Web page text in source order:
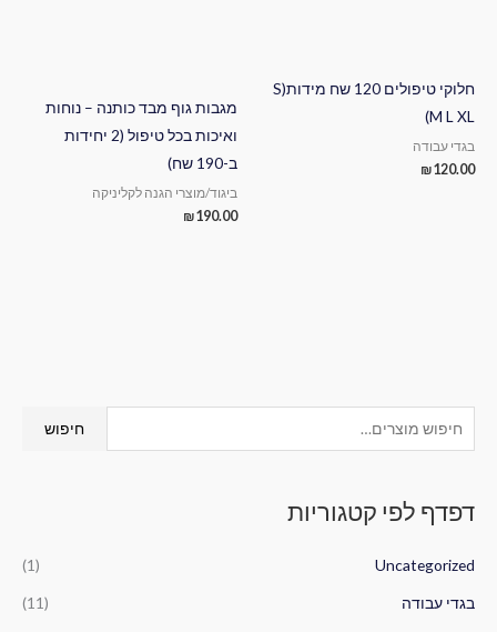
י
ו
ע
ב
חיפוש
דפדף לפי קטגוריות
Uncategorized
(1)
בגדי עבודה (11)
נס
חלוקי טיפולים 120 שח מידות(S
M L XL)
בגדי עבודה
₪120.00
מגבות גוף מבד כותנה – נוחות
ואיכות בכל טיפול (2 יחידות
ב-190 שח)
ביגוד/מוצרי הגנה לקליניקה
₪190.00